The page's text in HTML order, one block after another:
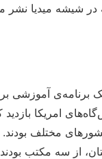
در شیشه میدیا نشر
در یک برنامه‌ی
امریکا بازدید
مختلف
از سه مکتب